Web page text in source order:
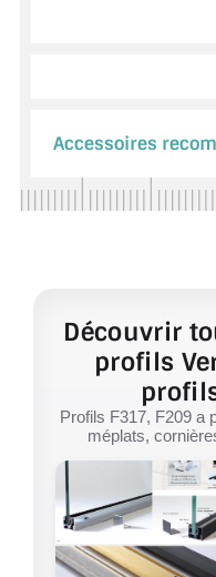
Accessoires
Découvrir
profils
Profils F317, F209 a
méplats,